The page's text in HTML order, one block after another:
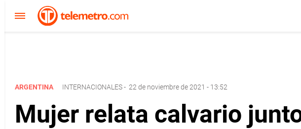
ARGENTINA INTERNACIONALES- 22 de noviembre de 2021 - 13:52
Mujer relata calvario